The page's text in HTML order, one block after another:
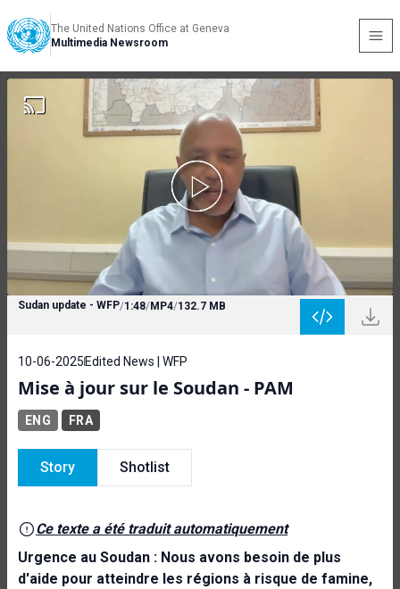
The United Nations Office at Geneva
Multimedia Newsroom
Sudan update - WFP/1:48/MP4/132.7 MB
10-06-2025 Edited News | WFP
Mise à jour sur le Soudan - PAM
ENG FRA
Story Shotlist
Ce texte a été traduit automatiquement
Urgence au Soudan : Nous avons besoin de plus
d'aide pour atteindre les régions à risque de famine,